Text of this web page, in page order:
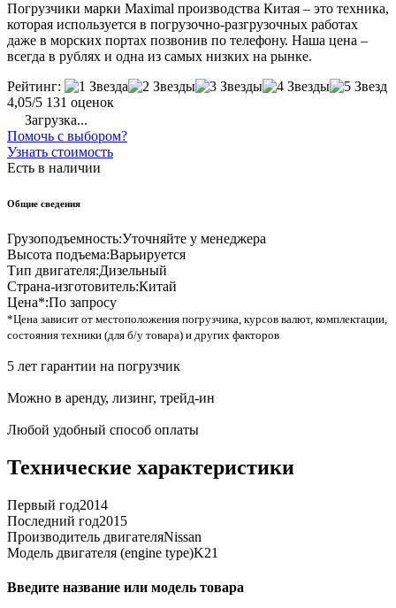
Погрузчики марки Maximal производства Китая – это техника,
которая используется в погрузочно-разгрузочных работах
даже в морских портах позвонив по телефону. Наша цена –
всегда в рублях и одна из самых низких на рынке.
Рейтинг:
4,05/5 131 оценок
Загрузка...
Помочь с выбором?
Узнать стоимость
Есть в наличии
Общие сведения
Грузоподъемность:Уточняйте у менеджера
Высота подъема:Варьируется
Тип двигателя:Дизельный
Страна-изготовитель:Китай
Цена*:По запросу
*Цена зависит от местоположения погрузчика, курсов валют, комплектации,
состояния техники (для б/у товара) и других факторов
5 лет гарантии на погрузчик
Можно в аренду, лизинг, трейд-ин
Любой удобный способ оплаты
Технические характеристики
Первый год2014
Последний год2015
Производитель двигателяNissan
Модель двигателя (engine type)K21
Введите название или модель товара